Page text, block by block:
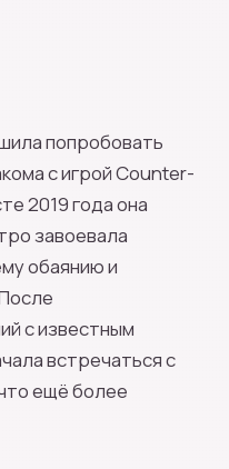
попробовать
с игрой Counter-
2019 года она
завоевала
обаянию и
с известным
встречаться с
ещё более